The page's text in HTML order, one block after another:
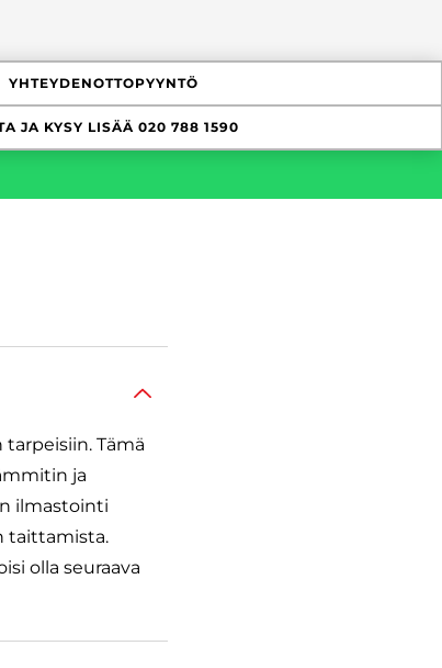
YHTEYDENOTTOPYYNTÖ
JA KYSY LISÄÄ020 788 1590
Tämä
ja
ilmastointi
taittamista.
olla seuraava